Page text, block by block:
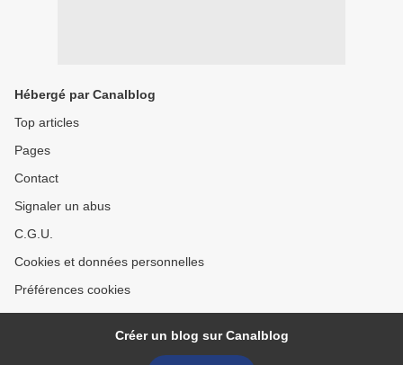
Hébergé par Canalblog
Top articles
Pages
Contact
Signaler un abus
C.G.U.
Cookies et données personnelles
Préférences cookies
Créer un blog sur Canalblog